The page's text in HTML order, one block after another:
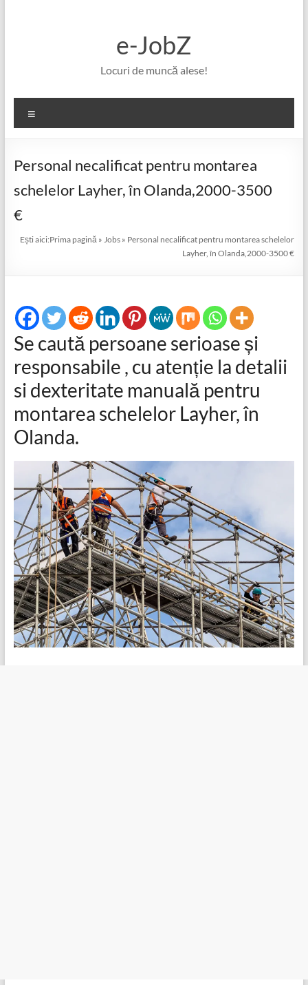
e-JobZ
Locuri de muncă alese!
Personal necalificat pentru montarea
schelelor Layher, în Olanda,2000-3500
€
Ești aici:Prima pagină »Jobs » Personal necalificat pentru montarea schelelor
Layher, în Olanda,2000-3500 €
Se caută persoane serioase și
responsabile , cu atenție la detalii
si dexteritate manuală pentru
montarea schelelor Layher, în
Olanda.